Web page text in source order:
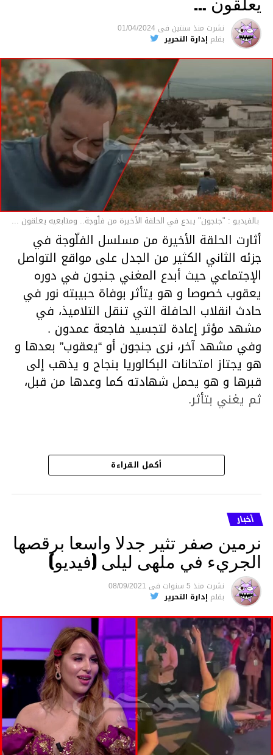
نشرت منذ سنتين فى 01/04/2024
بقلم إدارة التحرير
بالفيديو : "جنجون" يبدع في الحلقة الأخيرة من فلّوجة.. ومتابعيه يعلقون ...
أثارت الحلقة الأخيرة من مسلسل الفلّوجة في
جزئه الثاني الكثير من الجدل على مواقع التواصل
الإجتماعي حيث أبدع المغني جنجون في دوره
يعقوب خصوصا و هو يتأثر بوفاة حبيبته نور في
حادث انقلاب الحافلة التي تنقل التلاميذ، في
مشهد مؤثر إعادة لتجسيد فاجعة عمدون .
وفي مشهد آخر، نرى جنجون أو “يعقوب” بعدها و
هو يجتاز امتحانات البكالوريا بنجاح و يذهب إلى
قبرها و هو يحمل شهادته كما وعدها من قبل،
ثم يغني بتأثر.
هذا قد شهدت الحلقة الأخير من مسلسل
الفلّوجة الجزء الثاني الكثير من ردود الفعل على
مواقع التواصل الإجتماعي فمعظم التونسيين
الذين تابعوا المسلسل أشادوا بأداء الممثلين ي
ترحمهم وتزيد تصبر أمهاتهم.. ملا مشهد”.
الفيديو :
مشغل
الفيديو
00:00
06:25
أكمل القراءة
أخبار
نرمين صفر تثير جدلا واسعا برقصها
الجريء في ملهى ليلى (فيديو)
نشرت منذ 5 سنوات فى 08/09/2021
بقلم إدارة التحرير